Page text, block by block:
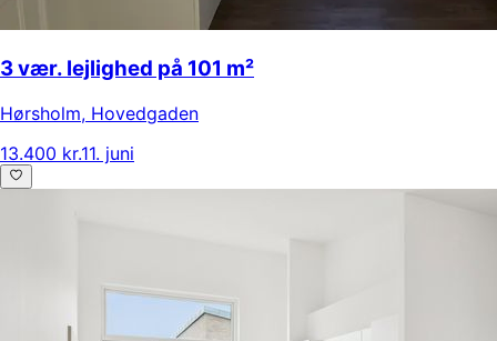
3 vær. lejlighed på 101 m²
Hørsholm, Hovedgaden
13.400 kr.11. juni